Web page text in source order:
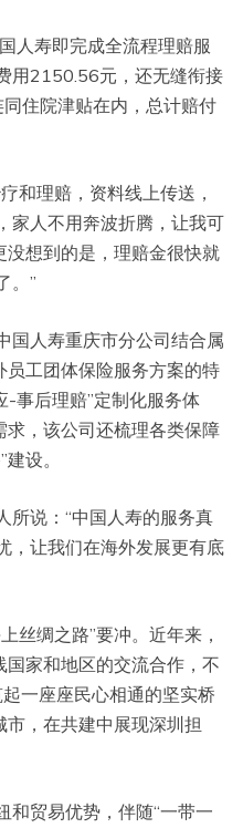
人寿即完成全流程理赔服
用2150.56元，还无缝衔接
住院津贴在内，总计赔付
和理赔，资料线上传送，
家人不用奔波折腾，让我可
没想到的是，理赔金很快就
。”
国人寿重庆市分公司结合属
员工团体保险服务方案的特
-事后理赔”定制化服务体
求，该公司还梳理各类保障
设。
所说：“中国人寿的服务真
，让我们在海外发展更有底
丝绸之路”要冲。近年来，
国家和地区的交流合作，不
起一座座民心相通的坚实桥
市，在共建中展现深圳担
和贸易优势，伴随“一带一